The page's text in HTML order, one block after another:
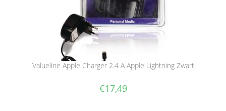
Valueline Apple Charger 2.4 A Apple Lightning Zwart
€17,49